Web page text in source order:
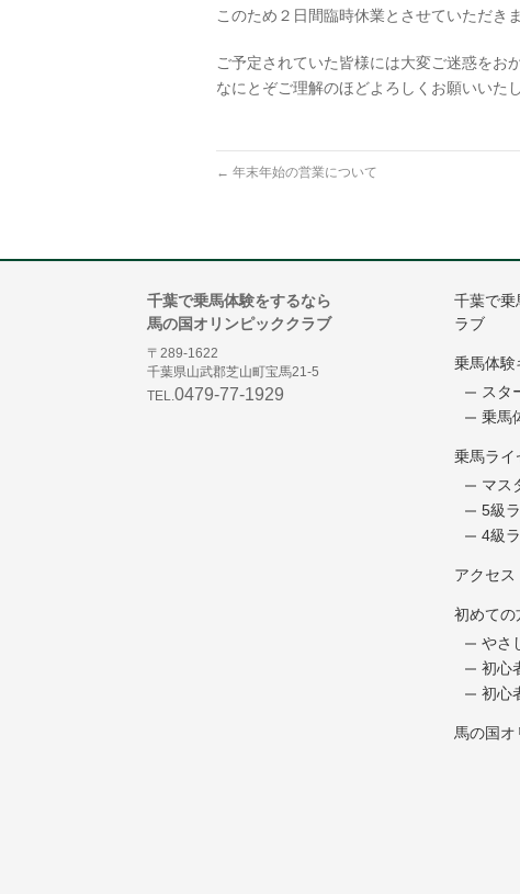
このため２日間臨時休業とさせていただきま
ご予定されていた皆様には大変ご迷惑をお
なにとぞご理解のほどよろしくお願いいたし
← 年末年始の営業について
千葉で乗馬体験をするなら
馬の国オリンピッククラブ
〒289-1622
千葉県山武郡芝山町宝馬21-5
TEL.0479-77-1929
千葉で乗
ラブ
乗馬体験
スタ
乗馬
乗馬ライ
マス
5級
4級
アクセス
初めての
やさ
初心
初心
馬の国